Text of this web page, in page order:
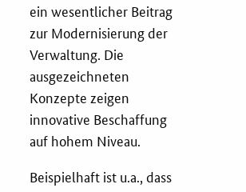
ein wesentlicher Beitrag
zur Modernisierung der
Verwaltung. Die
ausgezeichneten
Konzepte zeigen
innovative Beschaffung
auf hohem Niveau.
Beispielhaft ist u.a., dass